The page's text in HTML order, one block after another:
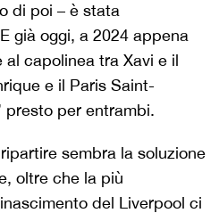
di poi – è stata
già oggi, a 2024 appena
capolinea tra Xavi e il
e il Paris Saint-
presto per entrambi.
sembra la soluzione
oltre che la più
del Liverpool ci